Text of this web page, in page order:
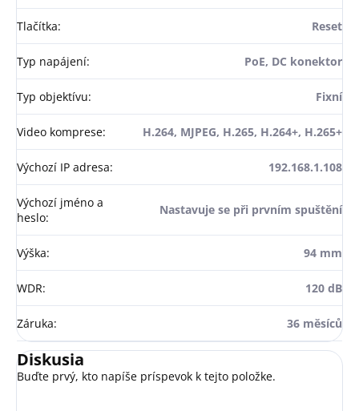
Tlačítka: Reset
Typ napájení: PoE, DC konektor
Typ objektívu: Fixní
Video komprese: H.264, MJPEG, H.265, H.264+, H.265+
Výchozí IP adresa: 192.168.1.108
Výchozí jméno a
heslo:
Nastavuje se při prvním spuštění
Výška: 94 mm
WDR: 120 dB
Záruka: 36 měsíců
Diskusia
Buďte prvý, kto napíše príspevok k tejto položke.